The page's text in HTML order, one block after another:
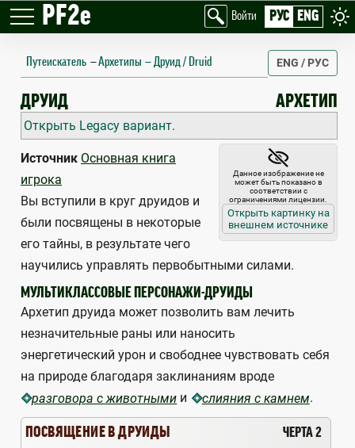
PF2e Войти РУС ENG
Путеискатель —Архетипы Друид / Druid ENG / РУС
ДРУИД
DRUID АРХЕТИП
Открыть Legacy вариант.
Данное изображение не
может быть показано в
соответствии с
ограничениями лицензии.
Открыть картинку на
внешнем источнике
Источник Основная книга
игрока
Вы вступили в круг друидов и
были посвящены в некоторые
его тайны, в результате чего
научились управлять первобытными силами.
МУЛЬТИКЛАССОВЫЕ ПЕРСОНАЖИ-ДРУИДЫ
Архетип друида может позволить вам лечить
незначительные раны или наносить
энергетический урон и свободнее чувствовать себя
на природе благодаря заклинаниям вроде
разговора с животными и слияния с камнем.
ПОСВЯЩЕНИЕ В ДРУИДЫ ЧЕРТА 2